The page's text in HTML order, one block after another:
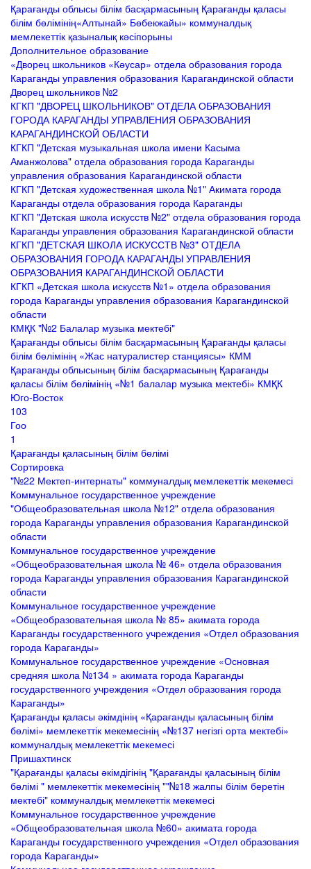
Қарағанды облысы білім басқармасының Қарағанды қаласы
білім бөлімінің«Алтынай» Бөбекжайы» коммуналдық
мемлекеттік қазыналық кәсіпорыны
Дополнительное образование
«Дворец школьников «Кәусар» отдела образования города
Караганды управления образования Карагандинской области
Дворец школьников №2
КГКП "ДВОРЕЦ ШКОЛЬНИКОВ" ОТДЕЛА ОБРАЗОВАНИЯ
ГОРОДА КАРАГАНДЫ УПРАВЛЕНИЯ ОБРАЗОВАНИЯ
КАРАГАНДИНСКОЙ ОБЛАСТИ
КГКП "Детская музыкальная школа имени Касыма
Аманжолова" отдела образования города Караганды
управления образования Карагандинской области
КГКП "Детская художественная школа №1" Акимата города
Караганды отдела образования города Караганды
КГКП "Детская школа искусств №2" отдела образования города
Караганды управления образования Карагандинской области
КГКП "ДЕТСКАЯ ШКОЛА ИСКУССТВ №3" ОТДЕЛА
ОБРАЗОВАНИЯ ГОРОДА КАРАГАНДЫ УПРАВЛЕНИЯ
ОБРАЗОВАНИЯ КАРАГАНДИНСКОЙ ОБЛАСТИ
КГКП «Детская школа искусств №1» отдела образования
города Караганды управления образования Карагандинской
области
КМҚК "№2 Балалар музыка мектебі"
Қарағанды облысы білім басқармасының Қарағанды қаласы
білім бөлімінің «Жас натуралистер станциясы» КММ
Қарағанды облысының білім басқармасының Қарағанды
қаласы білім бөлімінің «№1 балалар музыка мектебі» КМҚК
Юго-Восток
103
Гоо
1
Қарағанды қаласының білім бөлімі
Сортировка
"№22 Мектеп-интернаты" коммуналдық мемлекеттік мекемесі
Коммунальное государственное учреждение
"Общеобразовательная школа №12" отдела образования
города Караганды управления образования Карагандинской
области
Коммунальное государственное учреждение
«Общеобразовательная школа № 46» отдела образования
города Караганды управления образования Карагандинской
области
Коммунальное государственное учреждение
«Общеобразовательная школа № 85» акимата города
Караганды государственного учреждения «Отдел образования
города Караганды»
Коммунальное государственное учреждение «Основная
средняя школа №134 » акимата города Караганды
государственного учреждения «Отдел образования города
Караганды»
Қарағанды қаласы әкімдінің «Қарағанды қаласының білім
бөлімі» мемлекеттік мекемесінің «№137 негізгі орта мектебі»
коммуналдық мемлекеттік мекемесі
Пришахтинск
"Қарағанды қаласы әкімдігінің "Қарағанды қаласының білім
бөлімі " мемлекеттік мекемесінің ""№18 жалпы білім беретін
мектебі" коммуналдық мемлекеттік мекемесі
Коммунальное государственное учреждение
«Общеобразовательная школа №60» акимата города
Караганды государственного учреждения «Отдел образования
города Караганды»